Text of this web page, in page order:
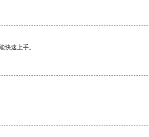
快速上手。